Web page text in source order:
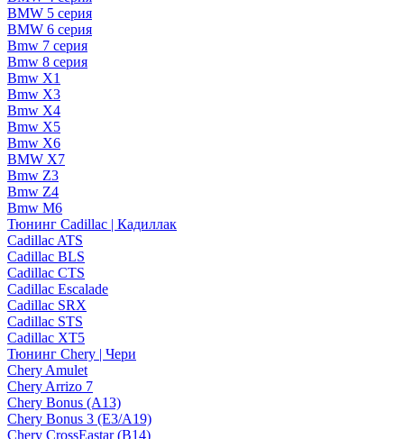
BMW 5 серия
BMW 6 серия
Bmw 7 серия
Bmw 8 серия
Bmw X1
Bmw X3
Bmw X4
Bmw X5
Bmw X6
BMW X7
Bmw Z3
Bmw Z4
Bmw М6
Тюнинг Cadillac | Кадиллак
Cadillac ATS
Cadillac BLS
Cadillac CTS
Cadillac Escalade
Cadillac SRX
Cadillac STS
Cadillac XT5
Тюнинг Chery | Чери
Chery Amulet
Chery Arrizo 7
Chery Bonus (A13)
Chery Bonus 3 (E3/A19)
Chery CrossEastar (B14)